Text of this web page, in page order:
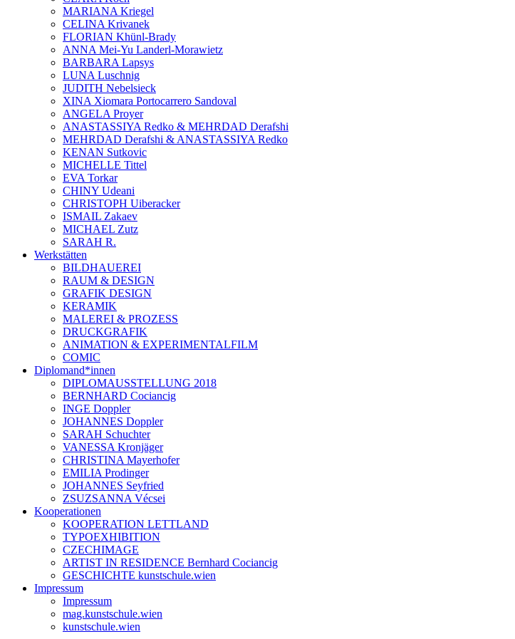
MARIANA Kriegel
CELINA Krivanek
FLORIAN Khünl-Brady
ANNA Mei-Yu Landerl-Morawietz
BARBARA Lapsys
LUNA Luschnig
JUDITH Nebelsieck
XINA Xiomara Portocarrero Sandoval
ANGELA Proyer
ANASTASSIYA Redko & MEHRDAD Derafshi
MEHRDAD Derafshi & ANASTASSIYA Redko
KENAN Sutkovic
MICHELLE Tittel
EVA Torkar
CHINY Udeani
CHRISTOPH Uiberacker
ISMAIL Zakaev
MICHAEL Zutz
SARAH R.
Werkstätten
BILDHAUEREI
RAUM & DESIGN
GRAFIK DESIGN
KERAMIK
MALEREI & PROZESS
DRUCKGRAFIK
ANIMATION & EXPERIMENTALFILM
COMIC
Diplomand*innen
DIPLOMAUSSTELLUNG 2018
BERNHARD Cociancig
INGE Doppler
JOHANNES Doppler
SARAH Schuchter
VANESSA Kronjäger
CHRISTINA Mayerhofer
EMILIA Prodinger
JOHANNES Seyfried
ZSUZSANNA Vécsei
Kooperationen
KOOPERATION LETTLAND
TYPOEXHIBITION
CZECHIMAGE
ARTIST IN RESIDENCE Bernhard Cociancig
GESCHICHTE kunstschule.wien
Impressum
Impressum
mag.kunstschule.wien
kunstschule.wien